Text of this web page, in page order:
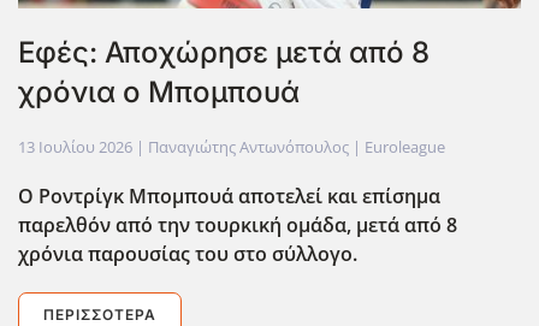
Εφές: Αποχώρησε μετά από 8
χρόνια ο Μπομπουά
13 Ιουλίου 2026 | Παναγιώτης Αντωνόπουλος | Euroleague
Ο Ροντρίγκ Μπομπουά αποτελεί και επίσημα
παρελθόν από την τουρκική ομάδα, μετά από 8
χρόνια παρουσίας του στο σύλλογο.
ΠΕΡΙΣΣΌΤΕΡΑ